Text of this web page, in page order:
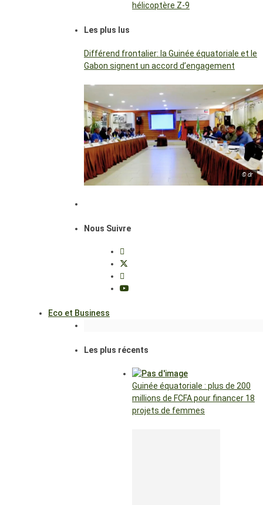
hélicoptère Z-9
Les plus lus
Différend frontalier: la Guinée équatoriale et le
Gabon signent un accord d’engagement
© dr
Nous Suivre
Eco et Business
Les plus récents
Guinée équatoriale : plus de 200
millions de FCFA pour financer 18
projets de femmes